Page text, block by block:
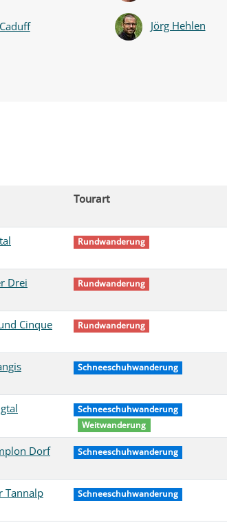
Jörg Hehlen
Tourart
Rundwanderung
Drei
Rundwanderung
Cinque
Rundwanderung
Schneeschuhwanderung
Schneeschuhwanderung
Weitwanderung
Dorf Schneeschuhwanderung
Tannalp Schneeschuhwanderung